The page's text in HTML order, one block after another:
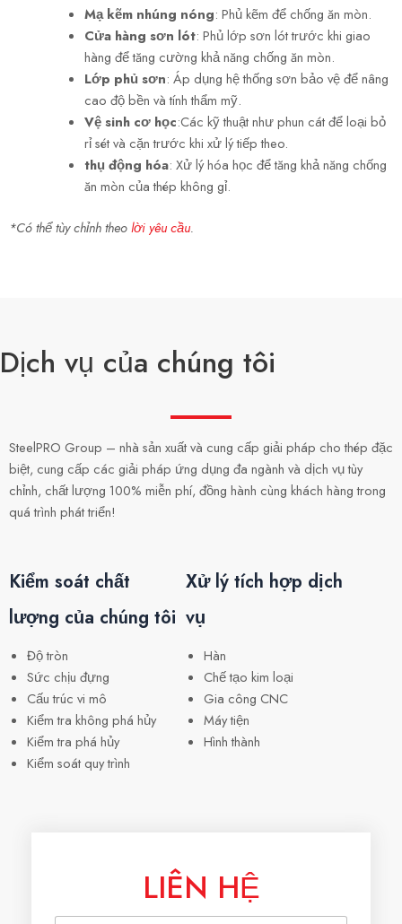
Mạ kẽm nhúng nóng: Phủ kẽm để chống ăn mòn.
Cửa hàng sơn lót: Phủ lớp sơn lót trước khi giao
hàng để tăng cường khả năng chống ăn mòn.
Lớp phủ sơn: Áp dụng hệ thống sơn bảo vệ để nâng
cao độ bền và tính thẩm mỹ.
Vệ sinh cơ học:Các kỹ thuật như phun cát để loại bỏ
rỉ sét và cặn trước khi xử lý tiếp theo.
thụ động hóa: Xử lý hóa học để tăng khả năng chống
ăn mòn của thép không gỉ.
*Có thể tùy chỉnh theolời yêu cầu.
Dịch vụ của chúng tôi
SteelPRO Group – nhà sản xuất và cung cấp giải pháp cho thép đặc
biệt, cung cấp các giải pháp ứng dụng đa ngành và dịch vụ tùy
chỉnh, chất lượng 100% miễn phí, đồng hành cùng khách hàng trong
quá trình phát triển!
Kiểm soát chất
lượng của chúng tôi
Độ tròn
Sức chịu đựng
Cấu trúc vi mô
Kiểm tra không phá hủy
Kiểm tra phá hủy
Kiểm soát quy trình
Xử lý tích hợp dịch
vụ
Hàn
Chế tạo kim loại
Gia công CNC
Máy tiện
Hình thành
LIÊN HỆ